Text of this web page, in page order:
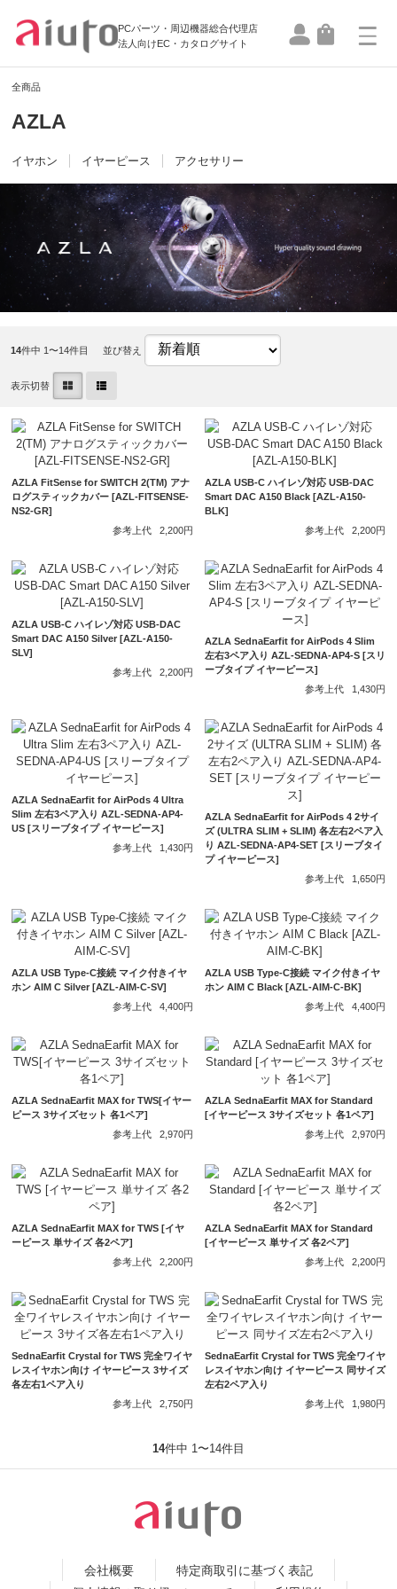
PCパーツ・周辺機器総合代理店
法人向けEC・カタログサイト
全商品
AZLA
イヤホン イヤーピース アクセサリー
14件中 1〜14件目 並び替え
表示切替
AZLA FitSense for SWITCH 2(TM) アナ
ログスティックカバー [AZL-FITSENSE-
NS2-GR]
参考上代
2,200円
AZLA USB-C ハイレゾ対応 USB-DAC
Smart DAC A150 Black [AZL-A150-
BLK]
参考上代
2,200円
AZLA USB-C ハイレゾ対応 USB-DAC
Smart DAC A150 Silver [AZL-A150-
SLV]
参考上代
2,200円
AZLA SednaEarfit for AirPods 4 Slim
左右3ペア入り AZL-SEDNA-AP4-S [スリ
ーブタイプ イヤーピース]
参考上代
1,430円
AZLA SednaEarfit for AirPods 4 Ultra
Slim 左右3ペア入り AZL-SEDNA-AP4-
US [スリーブタイプ イヤーピース]
参考上代
1,430円
AZLA SednaEarfit for AirPods 4 2サイ
ズ (ULTRA SLIM + SLIM) 各左右2ペア入
り AZL-SEDNA-AP4-SET [スリーブタイ
プ イヤーピース]
参考上代
1,650円
AZLA USB Type-C接続 マイク付きイヤ
ホン AIM C Silver [AZL-AIM-C-SV]
参考上代
4,400円
AZLA USB Type-C接続 マイク付きイヤ
ホン AIM C Black [AZL-AIM-C-BK]
参考上代
4,400円
AZLA SednaEarfit MAX for TWS[イヤー
ピース 3サイズセット 各1ペア]
参考上代
2,970円
AZLA SednaEarfit MAX for Standard
[イヤーピース 3サイズセット 各1ペア]
参考上代
2,970円
AZLA SednaEarfit MAX for TWS [イヤ
ーピース 単サイズ 各2ペア]
参考上代
2,200円
AZLA SednaEarfit MAX for Standard
[イヤーピース 単サイズ 各2ペア]
参考上代
2,200円
SednaEarfit Crystal for TWS 完全ワイヤ
レスイヤホン向け イヤーピース 3サイズ
各左右1ペア入り
参考上代
2,750円
SednaEarfit Crystal for TWS 完全ワイヤ
レスイヤホン向け イヤーピース 同サイズ
左右2ペア入り
参考上代
1,980円
14件中 1〜14件目
会社概要
特定商取引に基づく表記